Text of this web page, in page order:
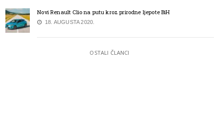
Novi Renault Clio na putu kroz prirodne ljepote BiH
18. AUGUSTA 2020.
OSTALI ČLANCI